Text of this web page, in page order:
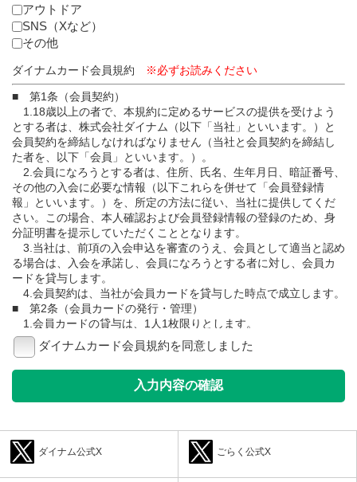
アウトドア
SNS（Xなど）
その他
ダイナムカード会員規約 ※必ずお読みください
■ 第1条（会員契約）
1.18歳以上の者で、本規約に定めるサービスの提供を受けよう
とする者は、株式会社ダイナム（以下「当社」といいます。）と
会員契約を締結しなければなりません（当社と会員契約を締結し
た者を、以下「会員」といいます。）。
2.会員になろうとする者は、住所、氏名、生年月日、暗証番号、
その他の入会に必要な情報（以下これらを併せて「会員登録情
報」といいます。）を、所定の方法に従い、当社に提供してくだ
さい。この場合、本人確認および会員登録情報の登録のため、身
分証明書を提示していただくこととなります。
3.当社は、前項の入会申込を審査のうえ、会員として適当と認め
る場合は、入会を承諾し、会員になろうとする者に対し、会員カ
ードを貸与します。
4.会員契約は、当社が会員カードを貸与した時点で成立します。
■ 第2条（会員カードの発行・管理）
1.会員カードの貸与は、1人1枚限りとします。
2.会員カードの所有権は当社に属し、会員は、善良なる管理者の
注意義務をもって、会員カードを利用、管理しなければなりませ
ん。
3.会員カードは、会員本人のみが使用することができるものと
し、他人への貸与、譲渡または担保提供等、一切の処分をするこ
4.前項に違反し、会員カードが第三者に使用されたことにより生
じた損害については、会員がその責任を負うものとします。
■ 第3条（暗証番号）
暗証番号が第三者に知られたことにより生じた損害について
ダイナムカード会員規約を同意しました
ダイナム公式X ごらく公式X